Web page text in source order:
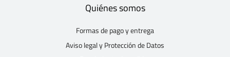
Quiénes somos
Formas de pago y entrega
Aviso legal y Protección de Datos